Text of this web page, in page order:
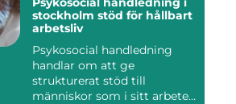
stockholm stöd för hållbart
arbetsliv
Psykosocial handledning
handlar om att ge
strukturerat stöd till
människor som i sitt arbete